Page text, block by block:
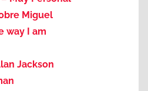
Miguel
way I am
Jackson